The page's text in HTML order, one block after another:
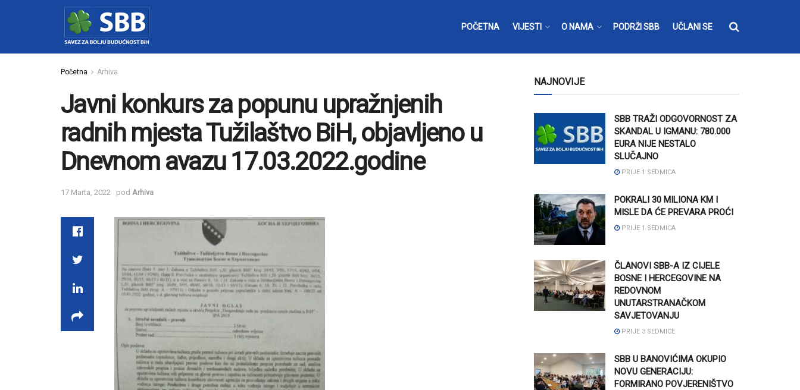
POČETNA VIJESTI O NAMA PODRŽI SBB UČLANI SE
Početna Arhiva
Javni konkurs za popunu upražnjenih
radnih mjesta Tužilaštvo BiH, objavljeno u
Dnevnom avazu 17.03.2022.godine
17 Marta, 2022 pod Arhiva
NAJNOVIJE
SBB TRAŽI ODGOVORNOST ZA
SKANDAL U IGMANU: 780.000
EURA NIJE NESTALO
SLUČAJNO
PRIJE 1 SEDMICA
POKRALI 30 MILIONA KM I
MISLE DA ĆE PREVARA PROĆI
PRIJE 1 SEDMICA
ČLANOVI SBB-A IZ CIJELE
BOSNE I HERCEGOVINE NA
REDOVNOM
UNUTARSTRANAČKOM
SAVJETOVANJU
PRIJE 3 SEDMICE
SBB U BANOVIĆIMA OKUPIO
NOVU GENERACIJU:
FORMIRANO POVJERENIŠTVO